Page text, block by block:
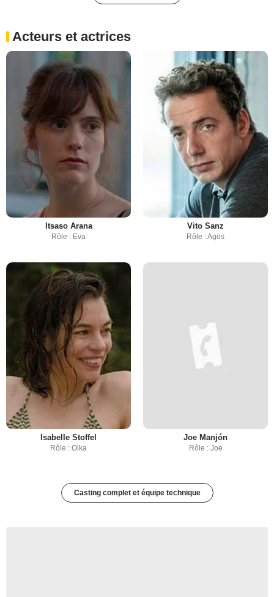
Acteurs et actrices
Itsaso Arana
Rôle : Eva
Vito Sanz
Rôle : Agos
Isabelle Stoffel
Rôle : Olka
Joe Manjón
Rôle : Joe
Casting complet et équipe technique